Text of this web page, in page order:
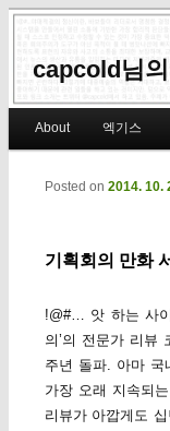
capcold님
Skip to primary
Skip to secondary
About 엑기스
기획회의 만화
Posted on 2014. 10.
!@#… 앗 하는 사
의’의 전문가 리뷰
주년 돌파. 아마 국
가장 오래 지속되
리뷰가 아깝게도